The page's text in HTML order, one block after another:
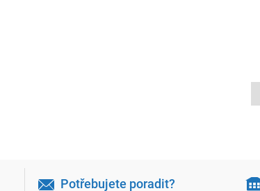
Potřebujete poradit?